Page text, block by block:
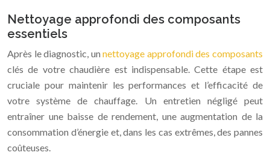
Nettoyage approfondi des composants
essentiels
Après le diagnostic, unnettoyage approfondi des composants
clés de votre chaudière est indispensable. Cette étape est
cruciale pour maintenir les performances et l’efficacité de
votre système de chauffage. Un entretien négligé peut
entraîner une baisse de rendement, une augmentation de la
consommation d’énergie et, dans les cas extrêmes, des pannes
coûteuses.